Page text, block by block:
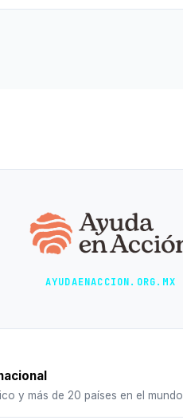
AYUDAENACCION.ORG.MX
y más de 20 países en el mundo